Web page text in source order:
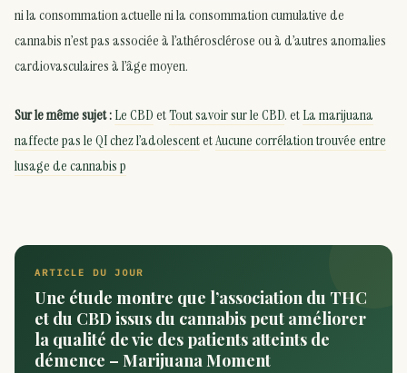
ni la consommation actuelle ni la consommation cumulative de
cannabis n’est pas associée à l’athérosclérose ou à d’autres anomalies
cardiovasculaires à l’âge moyen.
Sur le même sujet :Le CBDetTout savoir sur le CBD. etLa marijuana
naffecte pas le QI chez l’adolescentetAucune corrélation trouvée entre
lusage de cannabis p
ARTICLE DU JOUR
Une étude montre que l’association du THC
et du CBD issus du cannabis peut améliorer
la qualité de vie des patients atteints de
démence – Marijuana Moment